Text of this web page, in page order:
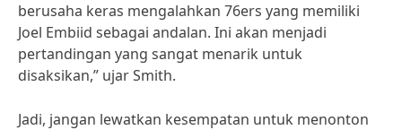
berusaha keras mengalahkan 76ers yang memiliki
Joel Embiid sebagai andalan. Ini akan menjadi
pertandingan yang sangat menarik untuk
disaksikan,” ujar Smith.
Jadi, jangan lewatkan kesempatan untuk menonton